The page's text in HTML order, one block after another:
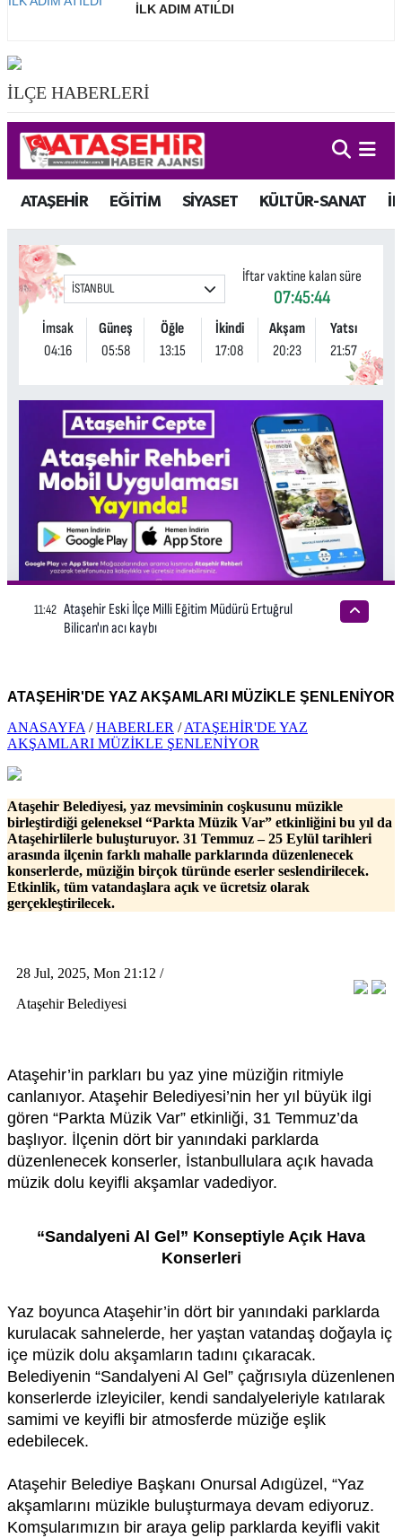
İLK ADIM ATILDI
İLÇE HABERLERİ
ATAŞEHİR'DE YAZ AKŞAMLARI MÜZİKLE ŞENLENİYOR
ANASAYFA /HABERLER /ATAŞEHİR'DE YAZ
AKŞAMLARI MÜZİKLE ŞENLENİYOR
Ataşehir Belediyesi, yaz mevsiminin coşkusunu müzikle
birleştirdiği geleneksel “Parkta Müzik Var” etkinliğini bu yıl da
Ataşehirlilerle buluşturuyor. 31 Temmuz – 25 Eylül tarihleri
arasında ilçenin farklı mahalle parklarında düzenlenecek
konserlerde, müziğin birçok türünde eserler seslendirilecek.
Etkinlik, tüm vatandaşlara açık ve ücretsiz olarak
gerçekleştirilecek.
28 Jul, 2025, Mon 21:12 /
Ataşehir Belediyesi
Ataşehir’in parkları bu yaz yine müziğin ritmiyle
canlanıyor. Ataşehir Belediyesi’nin her yıl büyük ilgi
gören “Parkta Müzik Var” etkinliği, 31 Temmuz’da
başlıyor. İlçenin dört bir yanındaki parklarda
düzenlenecek konserler, İstanbullulara açık havada
müzik dolu keyifli akşamlar vadediyor.
“Sandalyeni Al Gel” Konseptiyle Açık Hava
Konserleri
Yaz boyunca Ataşehir’in dört bir yanındaki parklarda
kurulacak sahnelerde, her yaştan vatandaş doğayla iç
içe müzik dolu akşamların tadını çıkaracak.
Belediyenin “Sandalyeni Al Gel” çağrısıyla düzenlenen
konserlerde izleyiciler, kendi sandalyeleriyle katılarak
samimi ve keyifli bir atmosferde müziğe eşlik
edebilecek.
Ataşehir Belediye Başkanı Onursal Adıgüzel, “Yaz
akşamlarını müzikle buluşturmaya devam ediyoruz.
Komşularımızın bir araya gelip parklarda keyifli vakit